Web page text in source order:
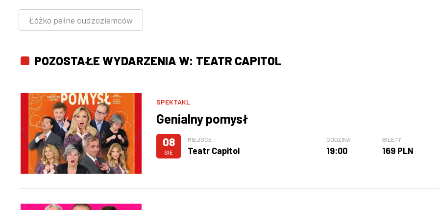
Łóżko pełne cudzoziemców
POZOSTAŁE WYDARZENIA W: TEATR CAPITOL
SPEKTAKL
Genialny pomysł
08
SIE
MIEJSCE
Teatr Capitol
GODZINA
19:00
BILETY
169 PLN